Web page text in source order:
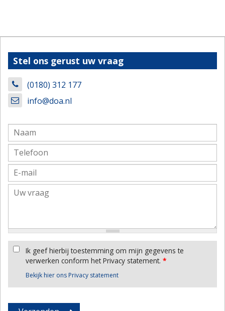
Stel ons gerust uw vraag
(0180) 312 177
info@doa.nl
Ik geef hierbij toestemming om mijn gegevens te
verwerken conform het Privacy statement. *
Bekijk hier ons Privacy statement